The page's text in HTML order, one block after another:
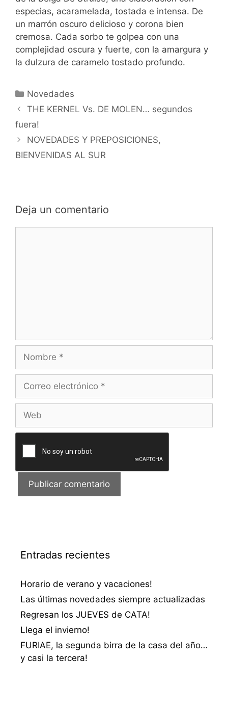
especias, acaramelada, tostada e intensa. De
un marrón oscuro delicioso y corona bien
cremosa. Cada sorbo te golpea con una
complejidad oscura y fuerte, con la amargura y
la dulzura de caramelo tostado profundo.
Categorías
Novedades
THE KERNEL Vs. DE MOLEN… segundos
fuera!
NOVEDADES Y PREPOSICIONES,
BIENVENIDAS AL SUR
Deja un comentario
electrónico
Entradas recientes
Horario de verano y vacaciones!
Las últimas novedades siempre actualizadas
Regresan los JUEVES de CATA!
Llega el invierno!
FURIAE, la segunda birra de la casa del año…
y casi la tercera!